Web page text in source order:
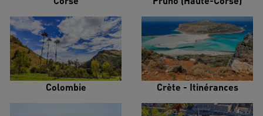
Colombie Crète - Itinérances